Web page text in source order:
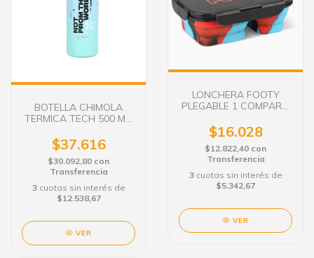
BOTELLA CHIMOLA
TERMICA TECH 500 ML.
$37.616
$30.092,80 con
Transferencia
3 cuotas sin interés de
$12.538,67
VER
LONCHERA FOOTY
PLEGABLE 1 COMPART.
$16.028
$12.822,40 con
Transferencia
3 cuotas sin interés de
$5.342,67
VER